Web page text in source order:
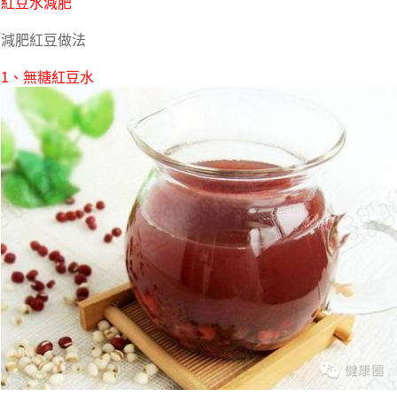
紅豆水減肥
減肥紅豆做法
1、無糖紅豆水